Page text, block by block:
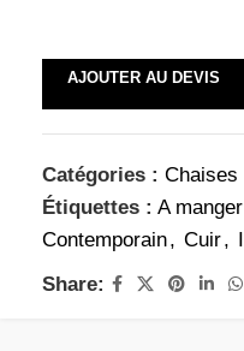
AJOUTER AU DEVIS
Catégories : Chaises
Étiquettes : A manger
Contemporain, Cuir,
Share: